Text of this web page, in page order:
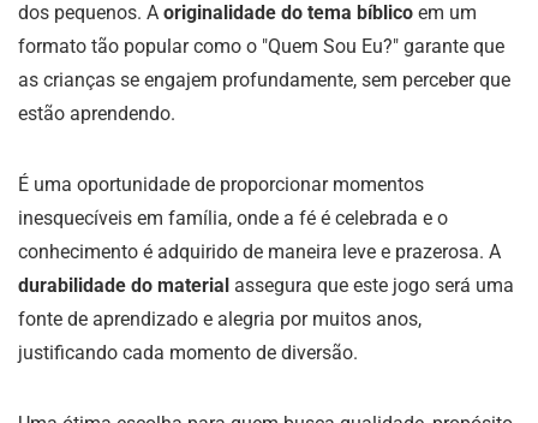
dos pequenos. A originalidade do tema bíblico em um
formato tão popular como o "Quem Sou Eu?" garante que
as crianças se engajem profundamente, sem perceber que
estão aprendendo.
É uma oportunidade de proporcionar momentos
inesquecíveis em família, onde a fé é celebrada e o
conhecimento é adquirido de maneira leve e prazerosa. A
durabilidade do material assegura que este jogo será uma
fonte de aprendizado e alegria por muitos anos,
justificando cada momento de diversão.